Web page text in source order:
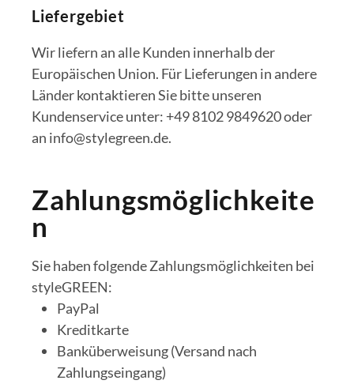
Liefergebiet
Wir liefern an alle Kunden innerhalb der
Europäischen Union. Für Lieferungen in andere
Länder kontaktieren Sie bitte unseren
Kundenservice unter: +49 8102 9849620 oder
an info@stylegreen.de.
Zahlungsmöglichkeite
n
Sie haben folgende Zahlungsmöglichkeiten bei
styleGREEN:
PayPal
Kreditkarte
Banküberweisung (Versand nach
Zahlungseingang)